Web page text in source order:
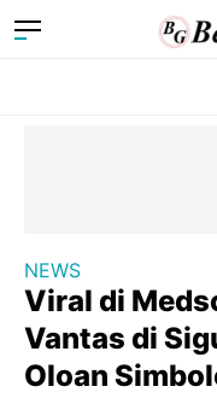
NEWS
Viral di
Vantas di
Oloan